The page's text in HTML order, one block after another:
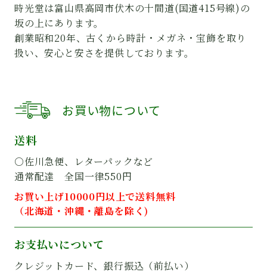
時光堂は富山県高岡市伏木の十間道(国道415号線)の
坂の上にあります。
創業昭和20年、古くから時計・メガネ・宝飾を取り
扱い、安心と安さを提供しております。
お買い物について
送料
○佐川急便、レターパックなど
通常配達 全国一律550円
お買い上げ10000円以上で送料無料
（北海道・沖縄・離島を除く)
お支払いについて
クレジットカード、銀行振込（前払い）